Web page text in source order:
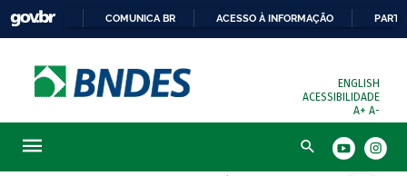
COMUNICA BR ACESSO À INFORMAÇÃO
ENGLISH
ACESSIBILIDADE
A+ A-
Busca